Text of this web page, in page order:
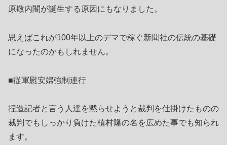
原敬内閣が誕生する原因にもなりました。
思えばこれが100年以上のデマで稼ぐ新聞社の伝統の基礎
になったのかもしれません。
■従軍慰安婦強制連行
捏造記者と言う人達を黙らせようと裁判を仕掛けたものの
裁判でもしっかり負けた植村隆の名を広めた事でも知られ
ます。